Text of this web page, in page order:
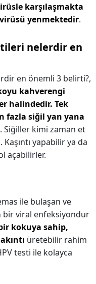
karşılaşmakta
yenmektedir.
nelerdir en
en önemli 3 belirti?,
kahverengi
halindedir. Tek
fazla siğil yan yana
. Siğiller kimi zaman et
yapabilir ya da
açabilirler.
ile bulaşan ve
bir viral enfeksiyondur
kokuya sahip,
üretebilir rahim
testi ile kolayca